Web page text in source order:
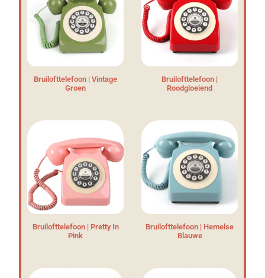
Bruilofttelefoon | Vintage
Groen
Bruilofttelefoon |
Roodgloeiend
Bruilofttelefoon | Pretty In
Pink
Bruilofttelefoon | Hemelse
Blauwe